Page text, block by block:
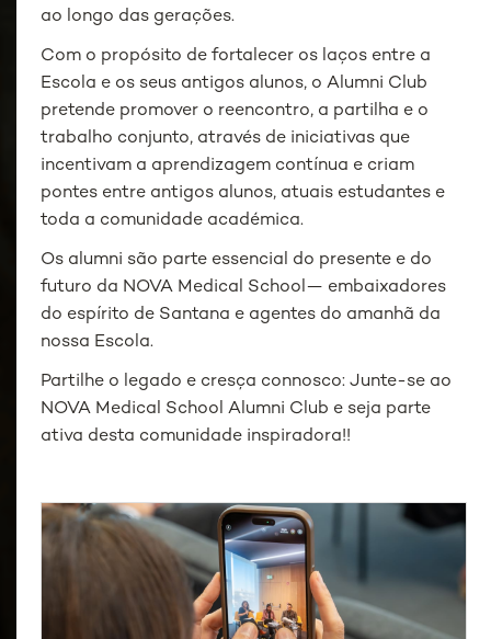
ao longo das gerações.
Com o propósito de fortalecer os laços entre a
Escola e os seus antigos alunos, o Alumni Club
pretende promover o reencontro, a partilha e o
trabalho conjunto, através de iniciativas que
incentivam a aprendizagem contínua e criam
pontes entre antigos alunos, atuais estudantes e
toda a comunidade académica.
Os alumni são parte essencial do presente e do
futuro da NOVA Medical School— embaixadores
do espírito de Santana e agentes do amanhã da
nossa Escola.
Partilhe o legado e cresça connosco: Junte-se ao
NOVA Medical School Alumni Club e seja parte
ativa desta comunidade inspiradora!!